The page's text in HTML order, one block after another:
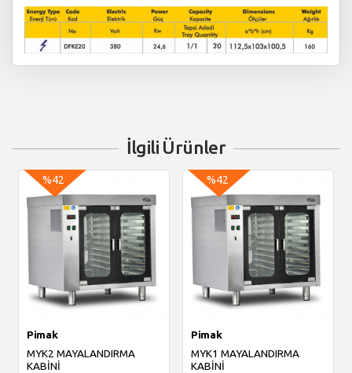
İlgili Ürünler
%42
Pimak
MYK2 MAYALANDIRMA
KABİNİ
%42
Pimak
MYK1 MAYALANDIRMA
KABİNİ